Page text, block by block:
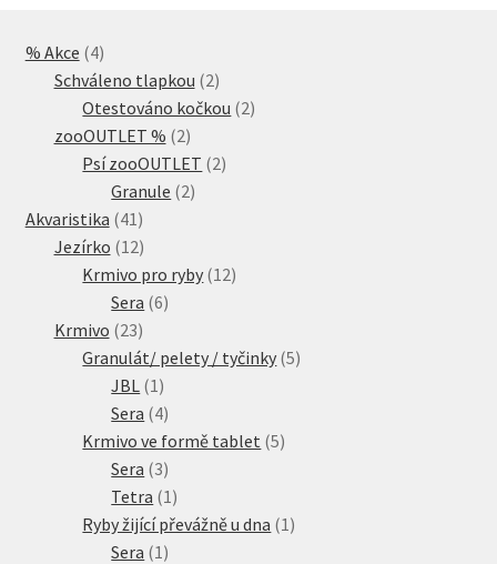
% Akce 44
produkty
Schváleno tlapkou 22
produkty
Otestováno kočkou 22
zooOUTLET % 22
produkty
Psí zooOUTLET 22
Granule 22
Akvaristika 41 41
produktů
Jezírko 1212
produktů
Krmivo pro ryby 1212
Sera 66
Krmivo 2323
produktů
Granulát/ pelety / tyčinky 55
JBL 1 1
produkt
Sera 44
produkty
Krmivo ve formě tablet 55
Sera 33
produkty
Tetra 1 1
produkt
Ryby žijící převážně u dna 1 1
Sera 1 1